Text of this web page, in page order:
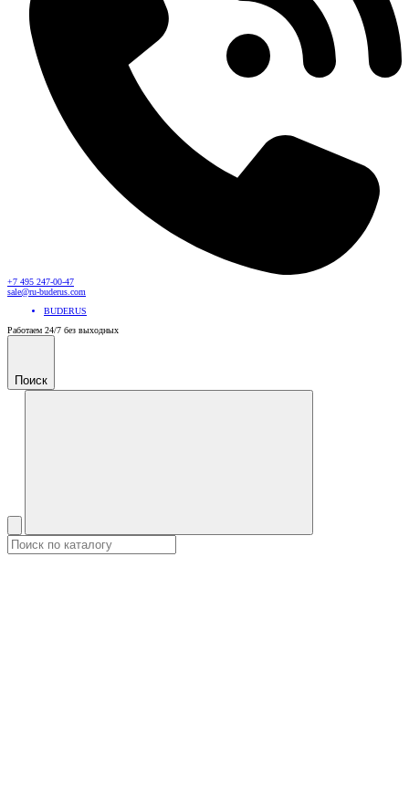
+7 495 247-00-47
sale@ru-buderus.com
BUDERUS
Работаем 24/7 без выходных
Поиск